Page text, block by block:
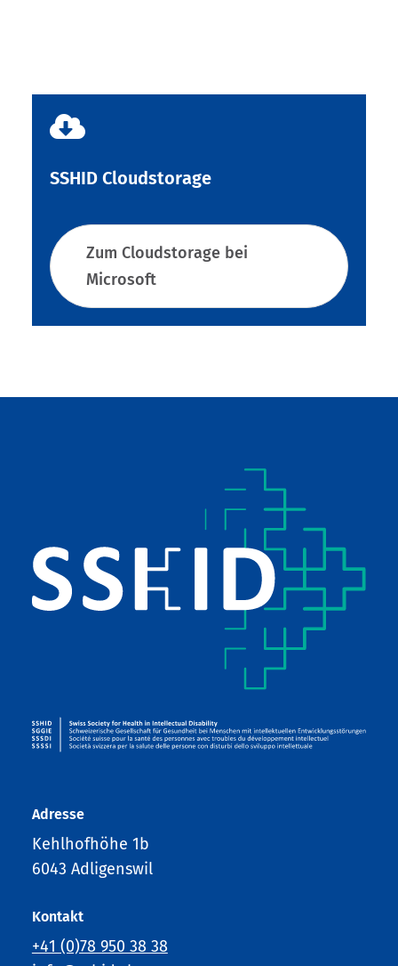

SSHID Cloudstorage
Zum Cloudstorage bei
Microsoft
Adresse
Kehlhofhöhe 1b
6043 Adligenswil
Kontakt
+41 (0)78 950 38 38